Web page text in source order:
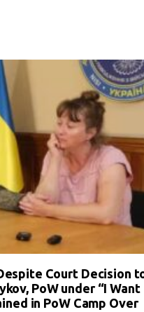
Court Decision
PoW under “I Want
in PoW Camp Over